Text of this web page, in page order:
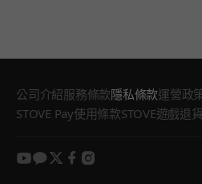
公司介紹服務條款隱私條款運營政
STOVE Pay使用條款STOVE遊戲退
youtube
kakao
twitter
facebook
instagram